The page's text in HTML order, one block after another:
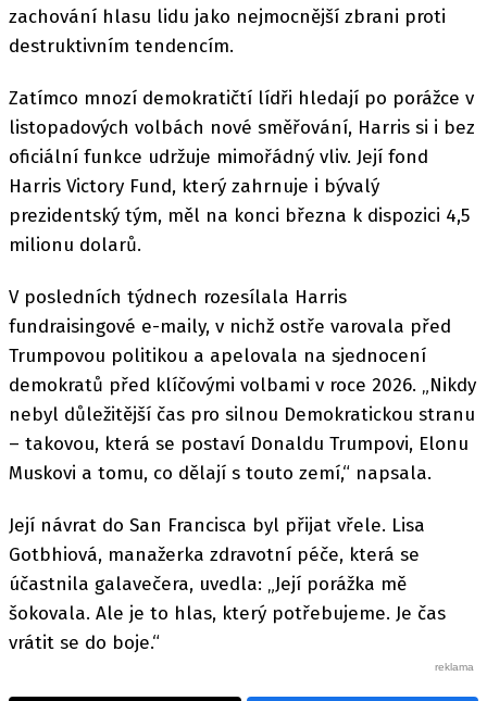
zachování hlasu lidu jako nejmocnější zbrani proti
destruktivním tendencím.
Zatímco mnozí demokratičtí lídři hledají po porážce v
listopadových volbách nové směřování, Harris si i bez
oficiální funkce udržuje mimořádný vliv. Její fond
Harris Victory Fund, který zahrnuje i bývalý
prezidentský tým, měl na konci března k dispozici 4,5
milionu dolarů.
V posledních týdnech rozesílala Harris
fundraisingové e-maily, v nichž ostře varovala před
Trumpovou politikou a apelovala na sjednocení
demokratů před klíčovými volbami v roce 2026. „Nikdy
nebyl důležitější čas pro silnou Demokratickou stranu
– takovou, která se postaví Donaldu Trumpovi, Elonu
Muskovi a tomu, co dělají s touto zemí,“ napsala.
Její návrat do San Francisca byl přijat vřele. Lisa
Gotbhiová, manažerka zdravotní péče, která se
účastnila galavečera, uvedla: „Její porážka mě
šokovala. Ale je to hlas, který potřebujeme. Je čas
vrátit se do boje.“